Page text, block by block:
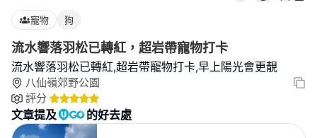
寵物 狗
流水響落羽松已轉紅，超岩帶寵物打卡
流水響落羽松已轉紅,超岩帶寵物打卡,早上陽光會更靚
八仙嶺郊野公園
評分
文章提及 的好去處